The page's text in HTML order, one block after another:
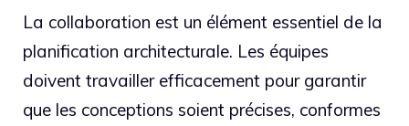
La collaboration est un élément essentiel de la
planification architecturale. Les équipes
doivent travailler efficacement pour garantir
que les conceptions soient précises, conformes